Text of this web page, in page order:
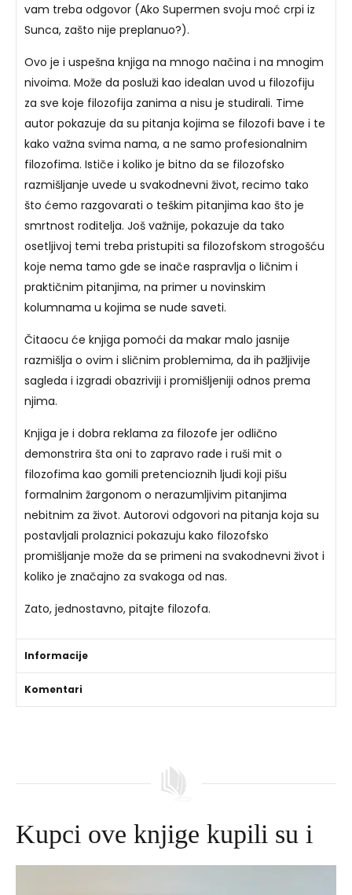
vam treba odgovor (Ako Supermen svoju moć crpi iz
Sunca, zašto nije preplanuo?).
Ovo je i uspešna knjiga na mnogo načina i na mnogim
nivoima. Može da posluži kao idealan uvod u filozofiju
za sve koje filozofija zanima a nisu je studirali. Time
autor pokazuje da su pitanja kojima se filozofi bave i te
kako važna svima nama, a ne samo profesionalnim
filozofima. Ističe i koliko je bitno da se filozofsko
razmišljanje uvede u svakodnevni život, recimo tako
što ćemo razgovarati o teškim pitanjima kao što je
smrtnost roditelja. Još važnije, pokazuje da tako
osetljivoj temi treba pristupiti sa filozofskom strogošću
koje nema tamo gde se inače raspravlja o ličnim i
praktičnim pitanjima, na primer u novinskim
kolumnama u kojima se nude saveti.
Čitaocu će knjiga pomoći da makar malo jasnije
razmišlja o ovim i sličnim problemima, da ih pažljivije
sagleda i izgradi obazriviji i promišljeniji odnos prema
njima.
Knjiga je i dobra reklama za filozofe jer odlično
demonstrira šta oni to zapravo rade i ruši mit o
filozofima kao gomili pretencioznih ljudi koji pišu
formalnim žargonom o nerazumljivim pitanjima
nebitnim za život. Autorovi odgovori na pitanja koja su
postavljali prolaznici pokazuju kako filozofsko
promišljanje može da se primeni na svakodnevni život i
koliko je značajno za svakoga od nas.
Zato, jednostavno, pitajte filozofa.
Informacije
Komentari
Kupci ove knjige kupili su i
Izvorna
Trenutna